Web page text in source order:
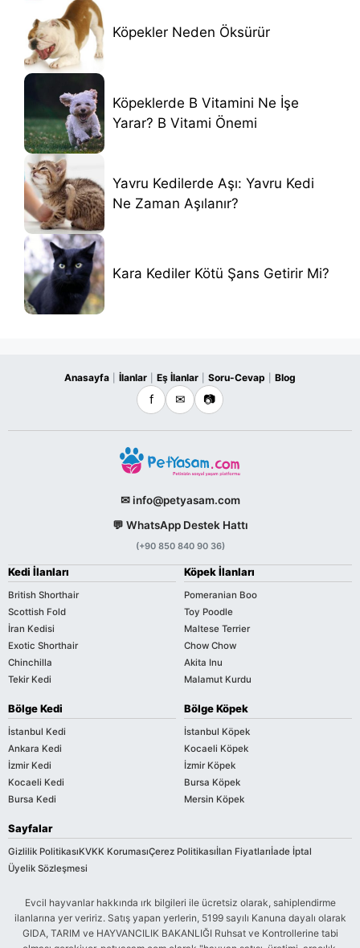
Köpekler Neden Öksürür
Köpeklerde B Vitamini Ne İşe
Yarar? B Vitami Önemi
Yavru Kedilerde Aşı: Yavru Kedi
Ne Zaman Aşılanır?
Kara Kediler Kötü Şans Getirir Mi?
Anasayfa İlanlar Eş İlanlar Soru-Cevap Blog
f ✉ 📷
✉ info@petyasam.com
💬 WhatsApp Destek Hattı
(+90 850 840 90 36)
Kedi İlanları
British Shorthair
Scottish Fold
İran Kedisi
Exotic Shorthair
Chinchilla
Tekir Kedi
Köpek İlanları
Pomeranian Boo
Toy Poodle
Maltese Terrier
Chow Chow
Akita Inu
Malamut Kurdu
Bölge Kedi
İstanbul Kedi
Ankara Kedi
İzmir Kedi
Kocaeli Kedi
Bursa Kedi
Bölge Köpek
İstanbul Köpek
Kocaeli Köpek
İzmir Köpek
Bursa Köpek
Mersin Köpek
Sayfalar
Gizlilik PolitikasıKVKK KorumasıÇerez Politikasıİlan Fiyatlarıİade İptal
Üyelik Sözleşmesi
Evcil hayvanlar hakkında ırk bilgileri ile ücretsiz olarak, sahiplendirme
ilanlarına yer veririz. Satış yapan yerlerin, 5199 sayılı Kanuna dayalı olarak
GIDA, TARIM ve HAYVANCILIK BAKANLIĞI Ruhsat ve Kontrollerine tabi